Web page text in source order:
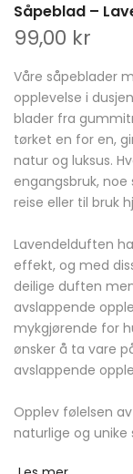
Såpeblad –
99,00 kr
Våre såpeblader
opplevelse i
blader fra
tørket en for en,
natur og luksus.
engangsbruk,
reise eller til bruk
Lavendelduften
effekt, og med
deilige duften
avslappende
mykgjørende for
ønsker å ta vare
avslappende
Opplev følelsen
naturlige og unike